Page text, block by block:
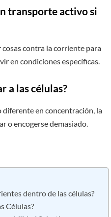
transporte activo si
contra la corriente para
en condiciones específicas.
a las células?
diferente en concentración, la
o encogerse demasiado.
dentro de las células?
Células?